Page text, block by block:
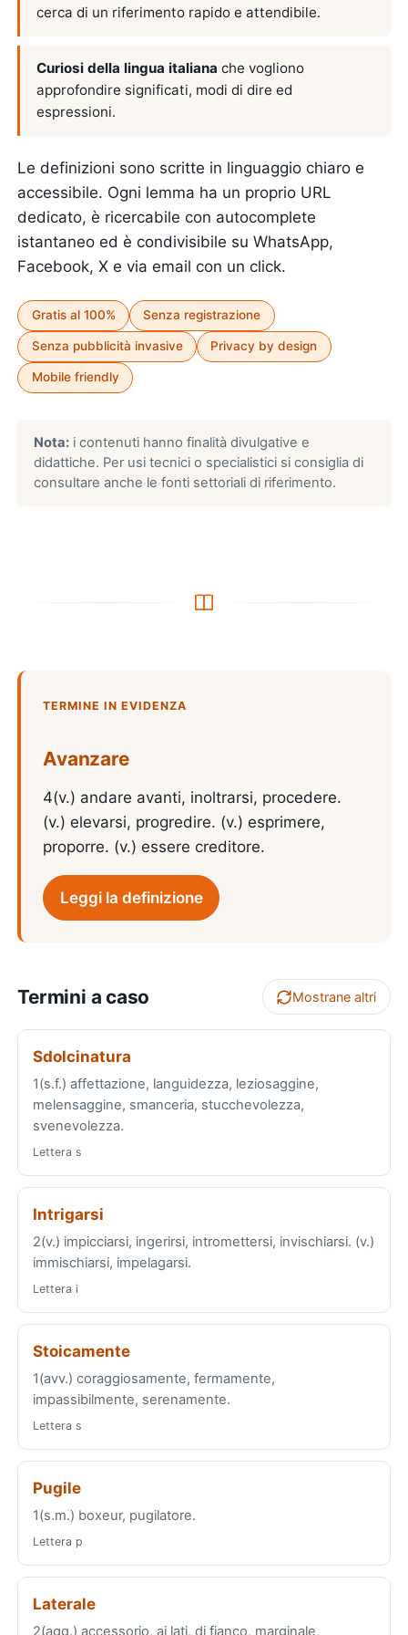
cerca di un riferimento rapido e attendibile.
Curiosi della lingua italiana che vogliono
approfondire significati, modi di dire ed
espressioni.
Le definizioni sono scritte in linguaggio chiaro e
accessibile. Ogni lemma ha un proprio URL
dedicato, è ricercabile con autocomplete
istantaneo ed è condivisibile su WhatsApp,
Facebook, X e via email con un click.
Gratis al 100% Senza registrazione
Senza pubblicità invasive Privacy by design
Mobile friendly
Nota:i contenuti hanno finalità divulgative e
didattiche. Per usi tecnici o specialistici si consiglia di
consultare anche le fonti settoriali di riferimento.
TERMINE IN EVIDENZA
Avanzare
4(v.) andare avanti, inoltrarsi, procedere.
(v.) elevarsi, progredire. (v.) esprimere,
proporre. (v.) essere creditore.
Leggi la definizione
Termini a caso Mostrane altri
Sdolcinatura
1(s.f.) affettazione, languidezza, leziosaggine,
melensaggine, smanceria, stucchevolezza,
svenevolezza.
Lettera s
Intrigarsi
2(v.) impicciarsi, ingerirsi, intromettersi, invischiarsi. (v.)
immischiarsi, impelagarsi.
Lettera i
Stoicamente
1(avv.) coraggiosamente, fermamente,
impassibilmente, serenamente.
Lettera s
Pugile
1(s.m.) boxeur, pugilatore.
Lettera p
Laterale
2(agg.) accessorio, ai lati, di fianco, marginale,